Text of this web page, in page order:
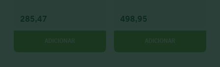
285,47
ADICIONAR
498,95
ADICIONAR